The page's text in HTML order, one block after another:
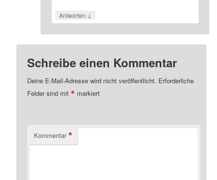
Antworten ↓
Schreibe einen Kommentar
Deine E-Mail-Adresse wird nicht veröffentlicht. Erforderliche
Felder sind mit* markiert
Kommentar *